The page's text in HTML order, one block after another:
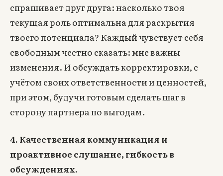
спрашивает друг друга: насколько твоя
текущая роль оптимальна для раскрытия
твоего потенциала? Каждый чувствует себя
свободным честно сказать: мне важны
изменения. И обсуждать корректировки, с
учётом своих ответственности и ценностей,
при этом, будучи готовым сделать шаг в
сторону партнера по выгодам.
4. Качественная коммуникация и
проактивное слушание, гибкость в
обсуждениях.